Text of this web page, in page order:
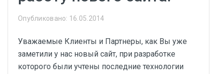
Опубликовано: 16.05.2014
Уважаемые Клиенты и Партнеры, как Вы уже
заметили у нас новый сайт, при разработке
которого были учтены последние технологии